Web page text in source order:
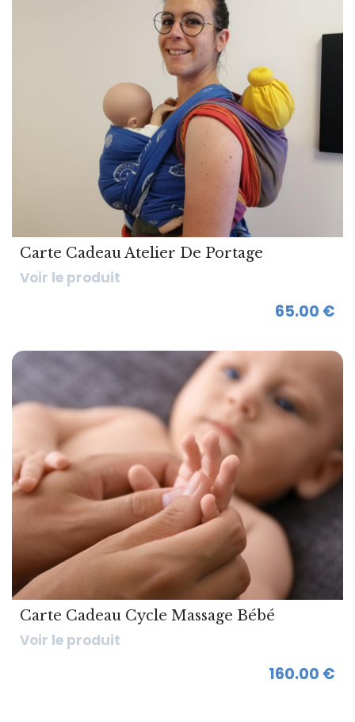
Carte Cadeau Atelier De Portage
Voir le produit
65.00 €
Carte Cadeau Cycle Massage Bébé
Voir le produit
160.00 €